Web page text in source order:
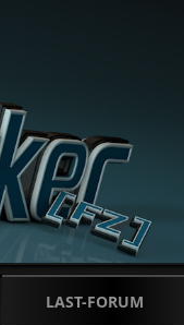
LAST-FORUM